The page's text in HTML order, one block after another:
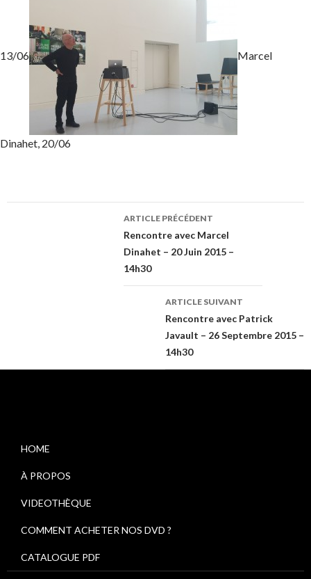
13/06 Marcel
Dinahet, 20/06
Navigation
ARTICLE PRÉCÉDENT
Rencontre avec Marcel
Dinahet – 20 Juin 2015 –
14h30
ARTICLE SUIVANT
Rencontre avec Patrick
Javault – 26 Septembre 2015 –
14h30
HOME
À PROPOS
VIDEOTHÈQUE
COMMENT ACHETER NOS DVD ?
CATALOGUE PDF